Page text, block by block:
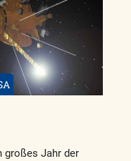
großes Jahr der